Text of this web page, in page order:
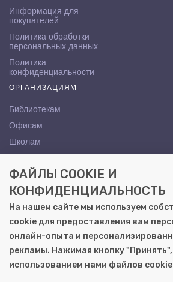
Информация для
покупателей
Политика обработки
персональных данных
Политика
конфиденциальности
ОРГАНИЗАЦИЯМ
Библиотекам
Офисам
Школам
КОНТАКТЫ
Саратов, ул. Осипова, 10А
+7 (8452) 72-65-65
gemera@moya-kniga.ru
ФАЙЛЫ COOKIE И
КОНФИДЕНЦИАЛЬНОСТЬ
На нашем сайте мы используем
cookie для предоставления вам
онлайн-опыта и
рекламы. Нажимая кнопку
использованием нами файлов